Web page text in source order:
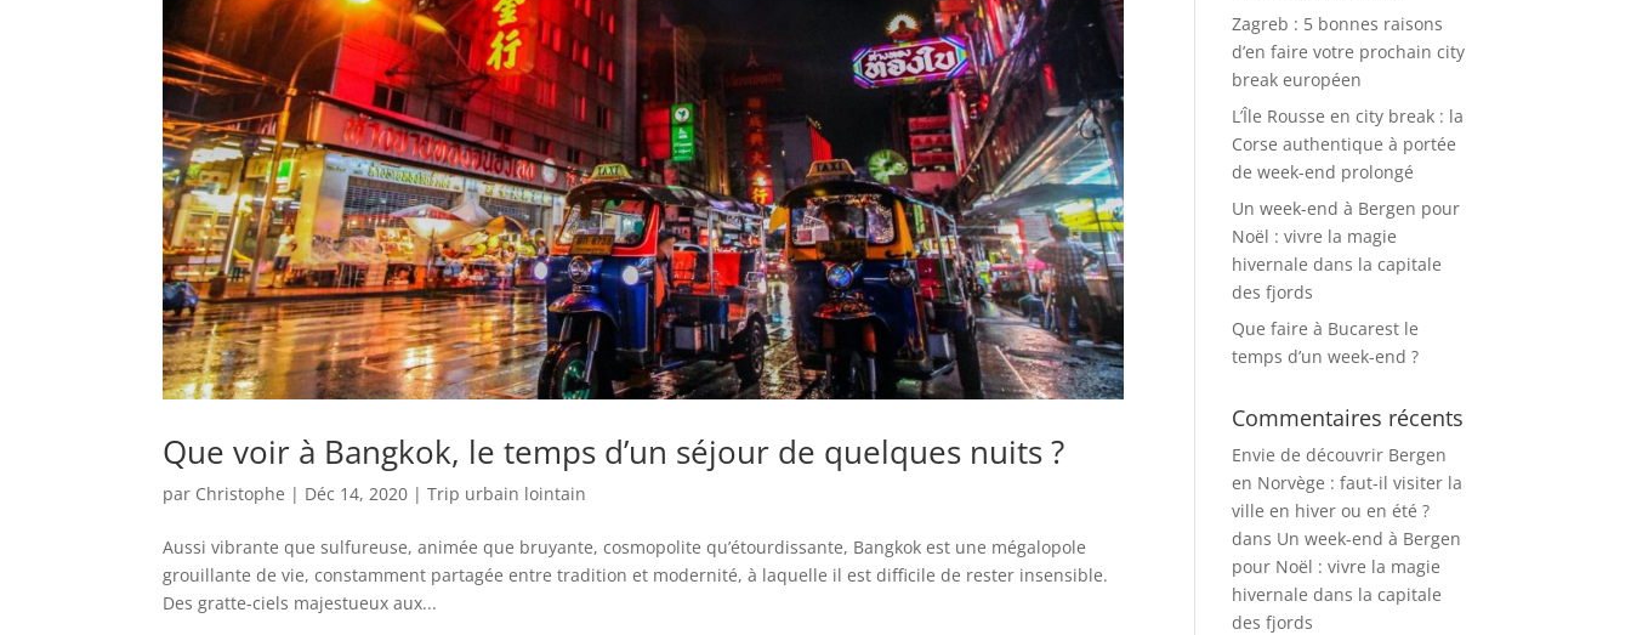
Que voir à Bangkok, le temps d’un séjour de quelques nuits ?
par Christophe | Déc 14, 2020 |Trip urbain lointain
Aussi vibrante que sulfureuse, animée que bruyante, cosmopolite qu’étourdissante, Bangkok est une mégalopole
grouillante de vie, constamment partagée entre tradition et modernité, à laquelle il est difficile de rester insensible.
Des gratte-ciels majestueux aux...
Zagreb : 5 bonnes raisons
d’en faire votre prochain city
break européen
L’Île Rousse en city break : la
Corse authentique à portée
de week-end prolongé
Un week-end à Bergen pour
Noël : vivre la magie
hivernale dans la capitale
des fjords
Que faire à Bucarest le
temps d’un week-end ?
Commentaires récents
Envie de découvrir Bergen
en Norvège : faut-il visiter la
ville en hiver ou en été ?
dans Un week-end à Bergen
pour Noël : vivre la magie
hivernale dans la capitale
des fjords